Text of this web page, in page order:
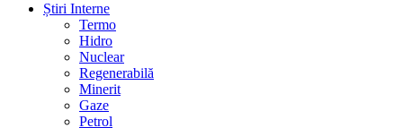
Știri Interne
Termo
Hidro
Nuclear
Regenerabilă
Minerit
Gaze
Petrol